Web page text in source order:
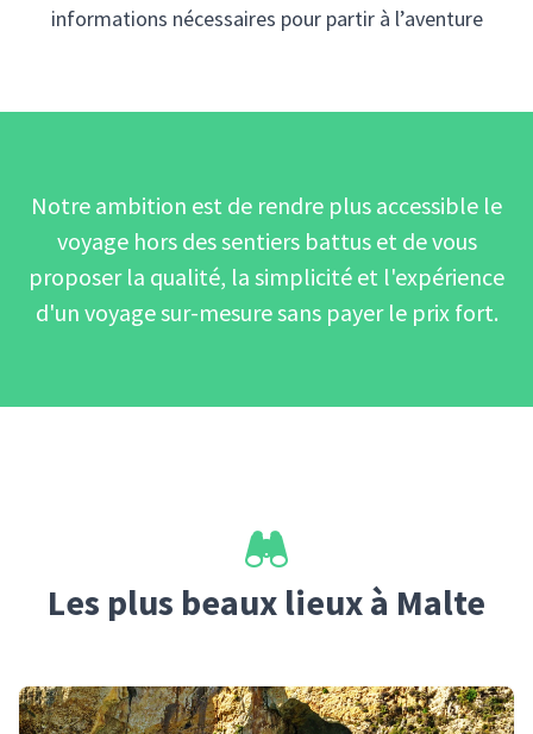
informations nécessaires pour partir à l’aventure
Notre ambition est de rendre plus accessible le
voyage hors des sentiers battus et de vous
proposer la qualité, la simplicité et l'expérience
d'un voyage sur-mesure sans payer le prix fort.
Les plus beaux lieuxà Malte